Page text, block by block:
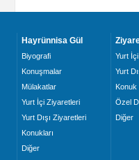
Hayrünnisa Gül
Biyografi
Konuşmalar
Mülakatlar
Yurt İçi Ziyaretleri
Yurt Dışı Ziyaretleri
Konukları
Diğer
Yurt İçi
Yurt
Konuk
Özel
Diğer